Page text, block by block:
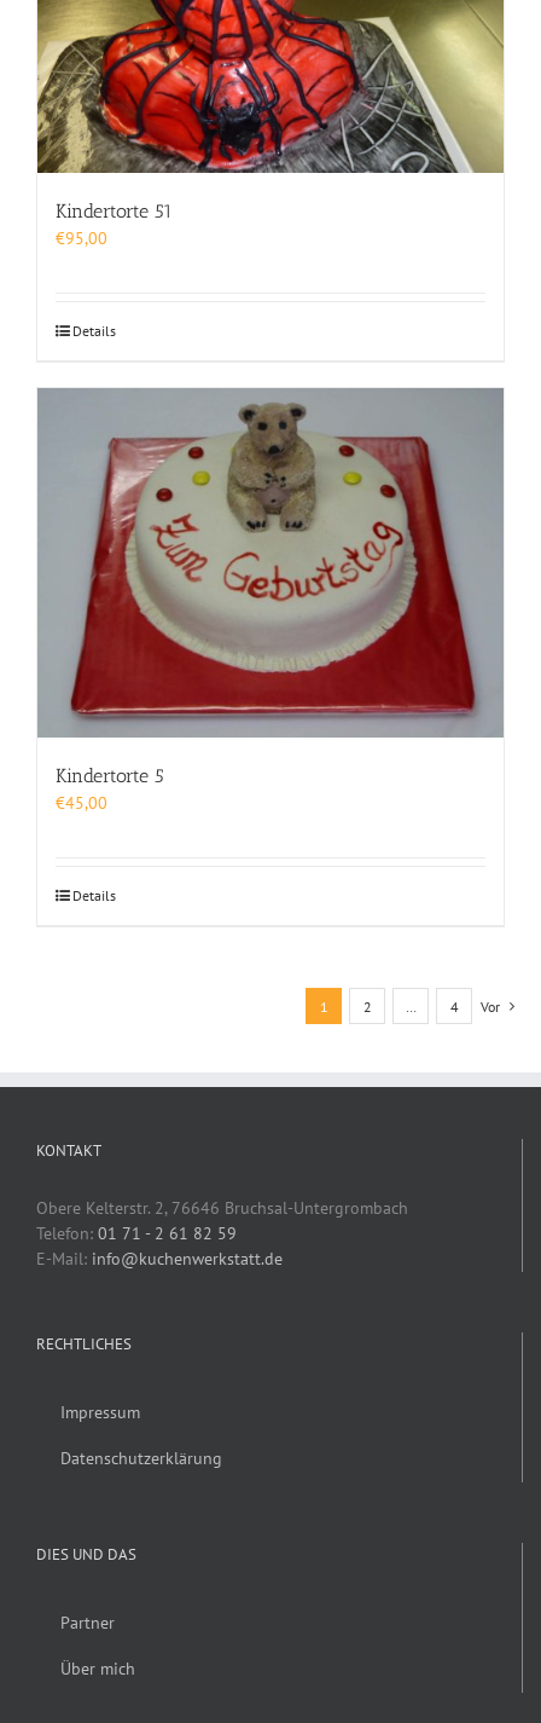
Kindertorte 51
€95,00
Details
Kindertorte 5
€45,00
Details
1 2 4 Vor
KONTAKT
Obere Kelterstr. 2, 76646 Bruchsal-Untergrombach
Telefon: 01 71 - 2 61 82 59
E-Mail: info@kuchenwerkstatt.de
RECHTLICHES
Impressum
Datenschutzerklärung
DIES UND DAS
Partner
Über mich